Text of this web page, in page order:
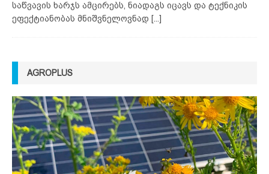
საწვავის ხარჯს ამცირებს, ნიადაგს იცავს და ტექნიკის
ეფექტიანობას მნიშვნელოვნად [...]
AGROPLUS